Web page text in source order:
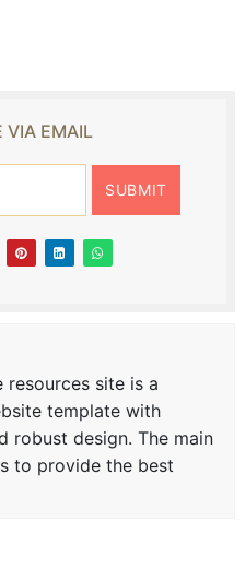
VIA EMAIL
resources site is a
template with
robust design. The main
to provide the best